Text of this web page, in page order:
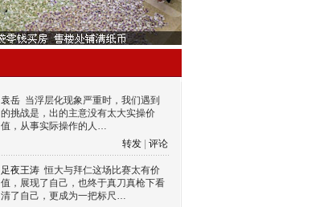
袁岳 当浮层化现象严重时，我们遇到
的挑战是，出的主意没有太大实操价
值，从事实际操作的人…
转发
评论
足夜王涛 恒大与拜仁这场比赛太有价
值，展现了自己，也终于真刀真枪下看
清了自己，更成为一把标尺…